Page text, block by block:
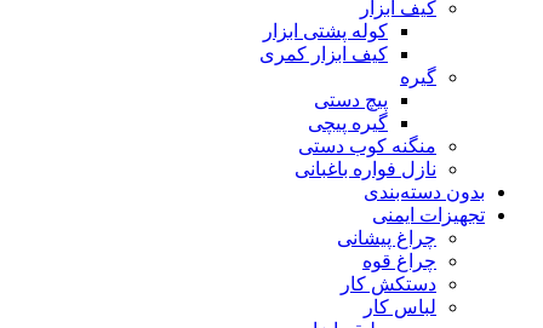
کیف ابزار
کوله پشتی ابزار
کیف ابزار کمری
گیره
پیچ دستی
گیره پیچی
منگنه کوب دستی
نازل فواره باغبانی
بدون دسته‌بندی
تجهیزات ایمنی
چراغ پیشانی
چراغ قوه
دستکش کار
لباس کار